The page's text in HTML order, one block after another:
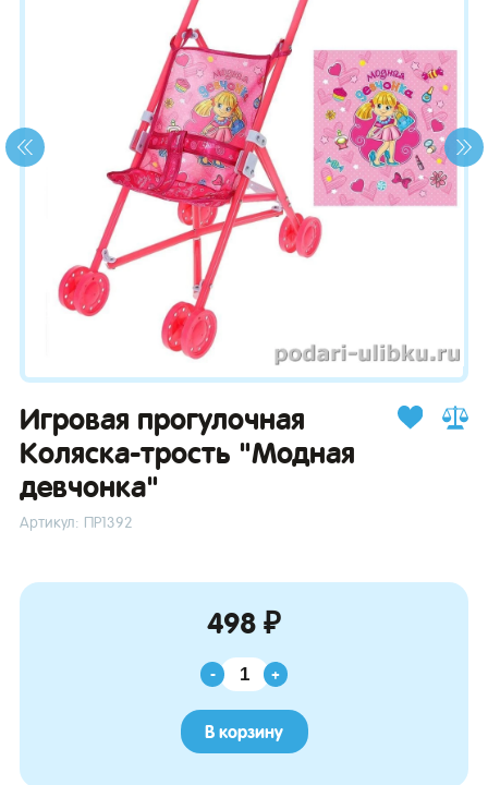
Игровая прогулочная
Коляска-трость "Модная
девчонка"
Артикул: ПР1392
498 ₽
- +
В корзину